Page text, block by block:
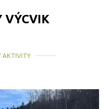
VÝCVIK
AKTIVITY